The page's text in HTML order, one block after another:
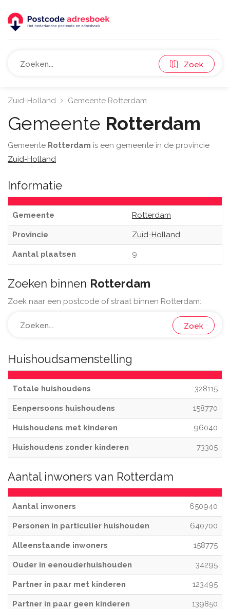
Zoek
Zuid-Holland Gemeente Rotterdam
Gemeente Rotterdam
Gemeente Rotterdam is een gemeente in de provincie
Zuid-Holland
Informatie
Gemeente Rotterdam
Provincie Zuid-Holland
Aantal plaatsen 9
Zoeken binnen Rotterdam
Zoek naar een postcode of straat binnen Rotterdam:
Zoek
Huishoudsamenstelling
Totale huishoudens 328115
Eenpersoons huishoudens 158770
Huishoudens met kinderen 96040
Huishoudens zonder kinderen 73305
Aantal inwoners van Rotterdam
Aantal inwoners 650940
Personen in particulier huishouden 640700
Alleenstaande inwoners 158775
Ouder in eenouderhuishouden 34295
Partner in paar met kinderen 123495
Partner in paar geen kinderen 139850